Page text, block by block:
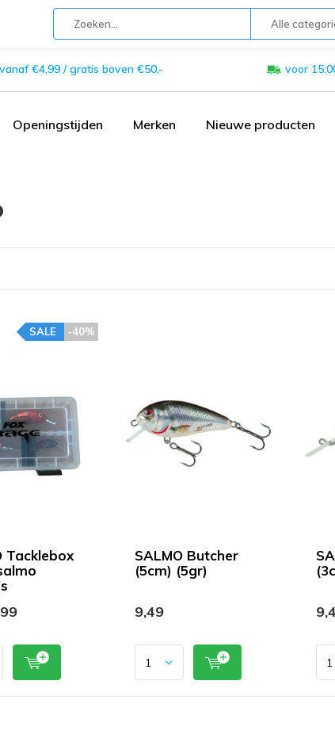
Alle
€4,99 / gratis boven €50,- voor
Openingstijden Merken Nieuwe producten
Tacklebox
-40%
SALE
SALMO Butcher
(5cm) (5gr)
9,49